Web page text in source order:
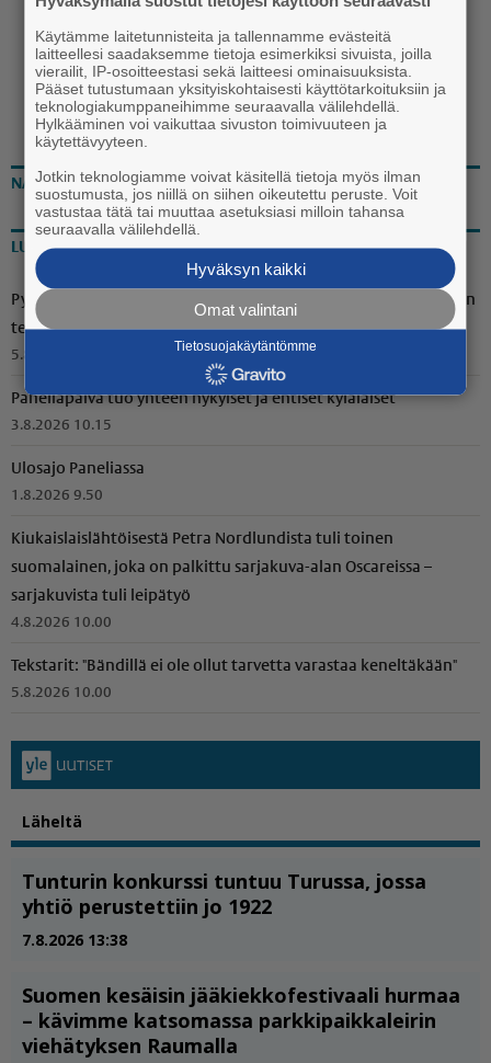
NÄKÖISLEHTI
LUETUIMMAT
Pyöröpaalien suojamuovit oli revitty rikki Voitoisissa – Ilkivallan
tekijäksi paljastui suurpeto
5.8.2026 15.50
Paneliapäivä tuo yhteen nykyiset ja entiset kyläläiset
3.8.2026 10.15
Ulosajo Paneliassa
1.8.2026 9.50
Kiukais­lais­läh­töi­sestä Petra Nordlundista tuli toinen
suomalainen, joka on palkittu sarjakuva-alan Oscareissa –
sarjakuvista tuli leipätyö
4.8.2026 10.00
Tekstarit: "Bändillä ei ole ollut tarvetta varastaa keneltäkään"
5.8.2026 10.00
Käytämme laitetunnisteita ja tallennamme evästeitä
laitteellesi saadaksemme tietoja esimerkiksi sivuista, joilla
vierailit, IP-osoitteestasi sekä laitteesi ominaisuuksista.
Pääset tutustumaan yksityiskohtaisesti käyttötarkoituksiin ja
teknologiakumppaneihimme seuraavalla välilehdellä.
Hylkääminen voi vaikuttaa sivuston toimivuuteen ja
käytettävyyteen.
Jotkin teknologiamme voivat käsitellä tietoja myös ilman
suostumusta, jos niillä on siihen oikeutettu peruste. Voit
vastustaa tätä tai muuttaa asetuksiasi milloin tahansa
seuraavalla välilehdellä.
Hyväksyn kaikki
Omat valintani
Tietosuojakäytäntömme